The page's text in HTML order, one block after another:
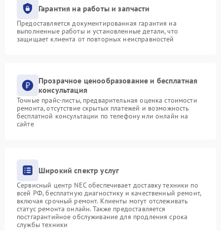
Гарантия на работы и запчасти
Предоставляется документированная гарантия на
выполненные работы и установленные детали, что
защищает клиента от повторных неисправностей
Прозрачное ценообразование и бесплатная
консультация
Точные прайс-листы, предварительная оценка стоимости
ремонта, отсутствие скрытых платежей и возможность
бесплатной консультации по телефону или онлайн на
сайте
Широкий спектр услуг
Сервисный центр NEC обеспечивает доставку техники по
всей РФ, бесплатную диагностику и качественный ремонт,
включая срочный ремонт. Клиенты могут отслеживать
статус ремонта онлайн. Также предоставляется
постгарантийное обслуживание для продления срока
службы техники